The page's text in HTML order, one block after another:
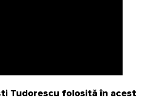
Tudorescu folosită în acest